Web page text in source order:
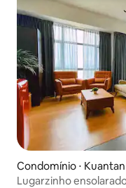
Condomínio ⋅ Kuantan
Lugarzinho